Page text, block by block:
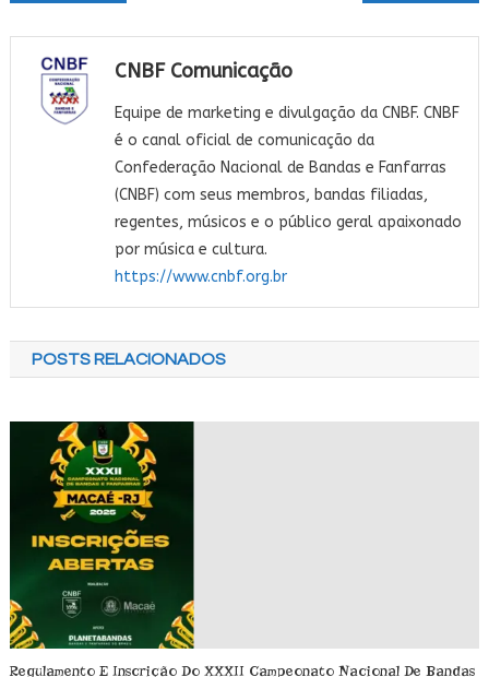
Post
CNBF Comunicação
Equipe de marketing e divulgação da CNBF. CNBF
é o canal oficial de comunicação da
Confederação Nacional de Bandas e Fanfarras
(CNBF) com seus membros, bandas filiadas,
regentes, músicos e o público geral apaixonado
por música e cultura.
https://www.cnbf.org.br
POSTS RELACIONADOS
Regulamento E Inscrição Do XXXII Campeonato Nacional De Bandas